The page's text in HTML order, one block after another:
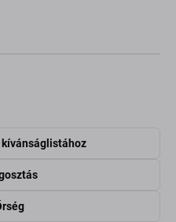
kívánságlistához